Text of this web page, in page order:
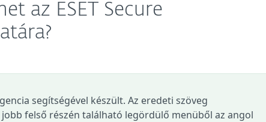
az ESET Secure
segítségével készült. Az eredeti szöveg
felső részén található legördülő menüből az angol